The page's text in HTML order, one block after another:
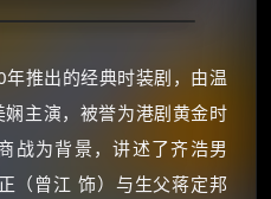
年推出的经典时装剧，由温
主演，被誉为港剧黄金时
战为背景，讲述了齐浩男
（曾江 饰）与生父蒋定邦